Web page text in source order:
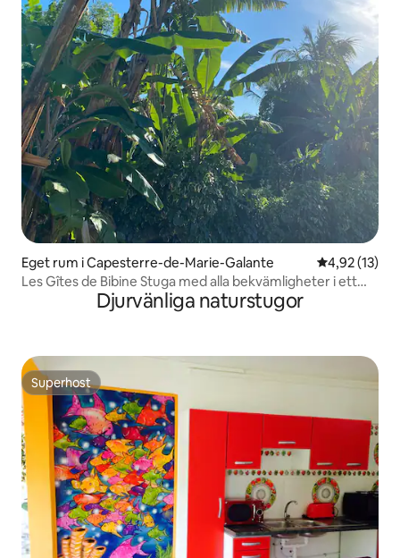
Eget rum i Capesterre-de-Marie-Galante 4,92 av 5 i
4,92 (13)
Les Gîtes de Bibine Stuga med alla bekvämligheter i ett
Djurvänliga naturstugor
Superhost
Superhost